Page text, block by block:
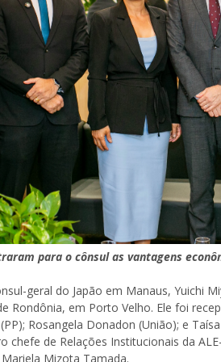
para o cônsul as vantagens
geral do Japão em Manaus, Yuichi
Rondônia, em Porto Velho. Ele foi
Rosangela Donadon (União); e
chefe de Relações Institucionais da
Mizota Tamada.